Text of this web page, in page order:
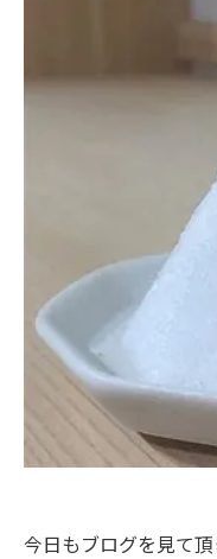
今日もブログを見て頂